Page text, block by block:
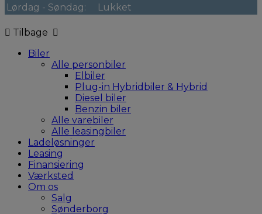
Lørdag - Søndag:
Lukket
Tilbage
Biler
Alle personbiler
Elbiler
Plug-in Hybridbiler & Hybrid
Diesel biler
Benzin biler
Alle varebiler
Alle leasingbiler
Ladeløsninger
Leasing
Finansiering
Værksted
Om os
Salg
Sønderborg